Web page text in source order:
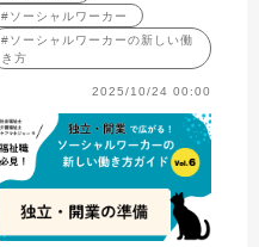
#ソーシャルワーカー
#ソーシャルワーカーの新しい働
き方
2025/10/24 00:00